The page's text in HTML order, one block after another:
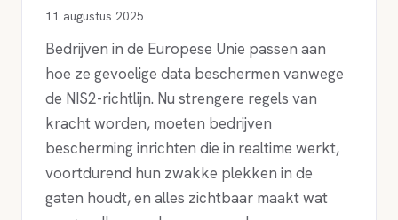
11 augustus 2025
Bedrijven in de Europese Unie passen aan
hoe ze gevoelige data beschermen vanwege
de NIS2-richtlijn. Nu strengere regels van
kracht worden, moeten bedrijven
bescherming inrichten die in realtime werkt,
voortdurend hun zwakke plekken in de
gaten houdt, en alles zichtbaar maakt wat